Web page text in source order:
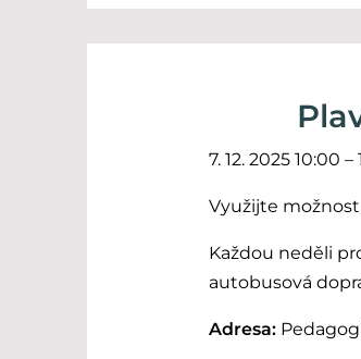
7. 12. 2025 10:00 –
Využijte
Každou neděli
autobusová
Adresa: